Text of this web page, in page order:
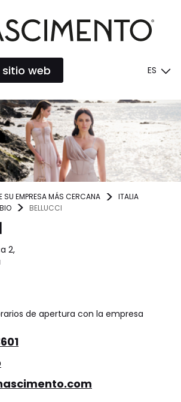
web ES
SU EMPRESA MÁS CERCANA
ITALIA
BELLUCCI
2,
de apertura con la empresa